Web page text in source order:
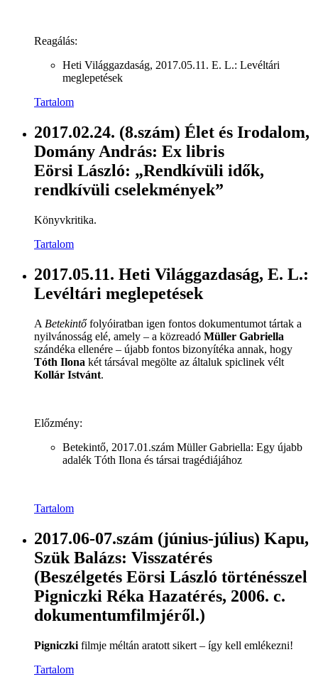
Reagálás:
Heti Világgazdaság, 2017.05.11. E. L.: Levéltári
meglepetések
Tartalom
2017.02.24. (8.szám) Élet és Irodalom,
Domány András: Ex libris
Eörsi László: „Rendkívüli idők,
rendkívüli cselekmények”
Könyvkritika.
Tartalom
2017.05.11. Heti Világgazdaság, E. L.:
Levéltári meglepetések
A Betekintőfolyóiratban igen fontos dokumentumot tártak a
nyilvánosság elé, amely – a közreadó Müller Gabriella
szándéka ellenére – újabb fontos bizonyítéka annak, hogy
Tóth Ilona két társával megölte az általuk spiclinek vélt
Kollár Istvánt.
Előzmény:
Betekintő, 2017.01.szám Müller Gabriella: Egy újabb
adalék Tóth Ilona és társai tragédiájához
Tartalom
2017.06-07.szám (június-július) Kapu,
Szük Balázs: Visszatérés
(Beszélgetés Eörsi László történésszel
Pigniczki Réka Hazatérés, 2006. c.
dokumentumfilmjéről.)
Pigniczki filmje méltán aratott sikert – így kell emlékezni!
Tartalom